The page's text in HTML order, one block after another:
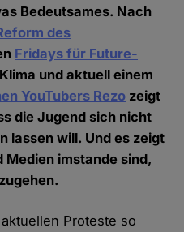
Bedeutsames. Nach
des
Fridays für Future-
und aktuell einem
YouTubers Rezo zeigt
die Jugend sich nicht
lassen will. Und es zeigt
Medien imstande sind,
Proteste so